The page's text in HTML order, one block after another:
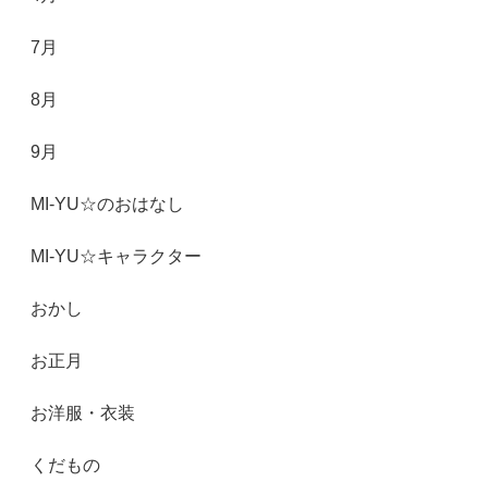
7月
8月
9月
MI-YU☆のおはなし
MI-YU☆キャラクター
おかし
お正月
お洋服・衣装
くだもの